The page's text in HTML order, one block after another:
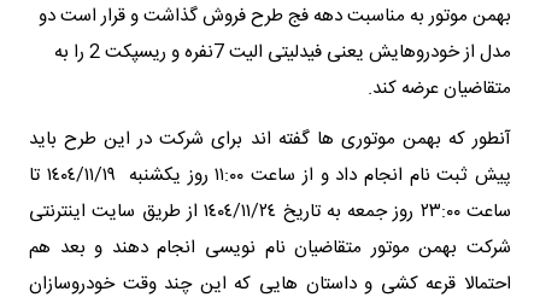
بهمن موتور به مناسبت دهه فج طرح فروش گذاشت و قرار است دو
مدل از خودروهایش یعنی فیدلیتی الیت 7نفره و ریسپکت 2 را به
متقاضیان عرضه کند.
آنطور که بهمن موتوری ها گفته اند برای شرکت در این طرح باید
پیش ثبت نام انجام داد و از ساعت ١١:٠٠ روز یکشنبه ١٤٠٤/١١/١٩ تا
ساعت ٢٣:٠٠ روز جمعه به تاریخ ١٤٠٤/١١/٢٤ از طریق سایت اینترنتی
شرکت بهمن موتور متقاضیان نام نویسی انجام دهند و بعد هم
احتمالا قرعه کشی و داستان هایی که این چند وقت خودروسازان